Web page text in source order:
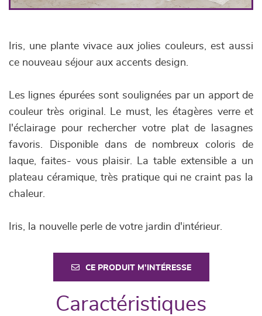
Iris, une plante vivace aux jolies couleurs, est aussi
ce nouveau séjour aux accents design.
Les lignes épurées sont soulignées par un apport de
couleur très original. Le must, les étagères verre et
l'éclairage pour rechercher votre plat de lasagnes
favoris. Disponible dans de nombreux coloris de
laque, faites- vous plaisir. La table extensible a un
plateau céramique, très pratique qui ne craint pas la
chaleur.
Iris, la nouvelle perle de votre jardin d'intérieur.
CE PRODUIT M'INTÉRESSE
Caractéristiques